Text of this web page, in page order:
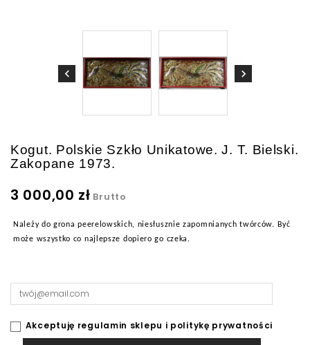
Kogut. Polskie Szkło Unikatowe. J. T. Bielski.
Zakopane 1973.
3 000,00 zł Brutto
Należy do grona peerelowskich, niesłusznie zapomnianych twórców. Być
może wszystko co najlepsze dopiero go czeka.
Akceptuję regulamin sklepu i politykę prywatności